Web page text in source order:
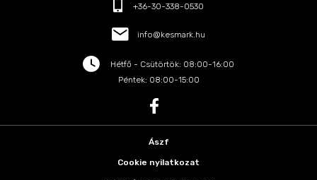
+36-30-338-0530
info@kesmark.hu
Hétfő - Csütörtök: 08:00-16:00
Péntek: 08:00-15:00
Ászf
Cookie nyilatkozat